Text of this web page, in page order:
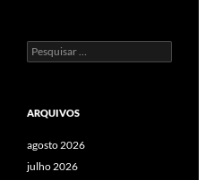
Pesquisar
por:
ARQUIVOS
agosto 2026
julho 2026